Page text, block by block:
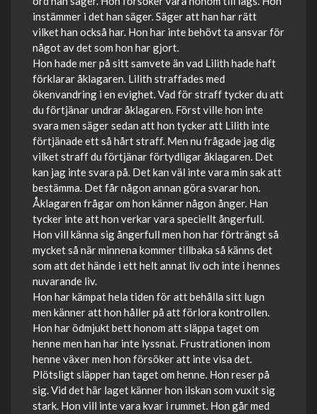
instämmer i det han säger. Säger att han har rätt
vilket han också har. Hon har inte behövt ta ansvar för
något av det som hon har gjort.
Hon hade mer på sitt samvete än vad Lilith hade haft
förklarar åklagaren. Lilith straffades med
ökenvandring i en evighet. Vad för straff tycker du att
du förtjänar undrar åklagaren. Först ville hon inte
svara men säger sedan att hon tycker att Lilith inte
förtjänade ett så hårt straff. Men nu frågade jag dig
vilket straff du förtjänar förtydligar åklagaren. Det
kan jag inte svara på. Det kan väl inte vara min sak att
bestämma. Det får någon annan göra svarar hon.
Åklagaren frågar om hon känner någon ånger. Han
tycker inte att hon verkar vara speciellt ångerfull.
Hon vill känna sig ångerfull men hon har förträngt så
mycket så när minnena kommer tillbaka så känns det
som att det hände i ett helt annat liv och inte i hennes
nuvarande liv.
Hon har kämpat hela tiden för att behålla sitt lugn
men känner att hon håller på att förlora kontrollen.
Hon har ödmjukt bett honom att släppa taget om
henne men han har inte lyssnat. Frustrationen inom
henne växer men hon försöker att inte visa det.
Plötsligt släpper han taget om henne. Hon reser på
sig. Vid det här laget känner hon ilskan som vuxit sig
stark. Hon vill inte vara kvar i rummet. Hon går med